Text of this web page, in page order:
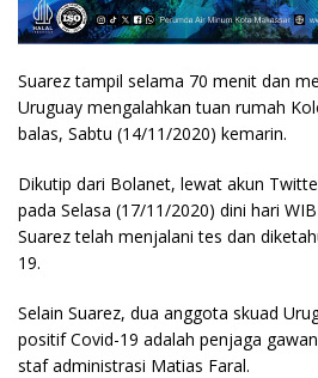
Suarez tampil selama 70 menit dan
Uruguay mengalahkan tuan rumah
balas, Sabtu (14/11/2020) kemarin.
Dikutip dari Bolanet, lewat akun
pada Selasa (17/11/2020) dini hari
Suarez telah menjalani tes dan
19.
Selain Suarez, dua anggota skuad
positif Covid-19 adalah penjaga
staf administrasi Matias Faral.